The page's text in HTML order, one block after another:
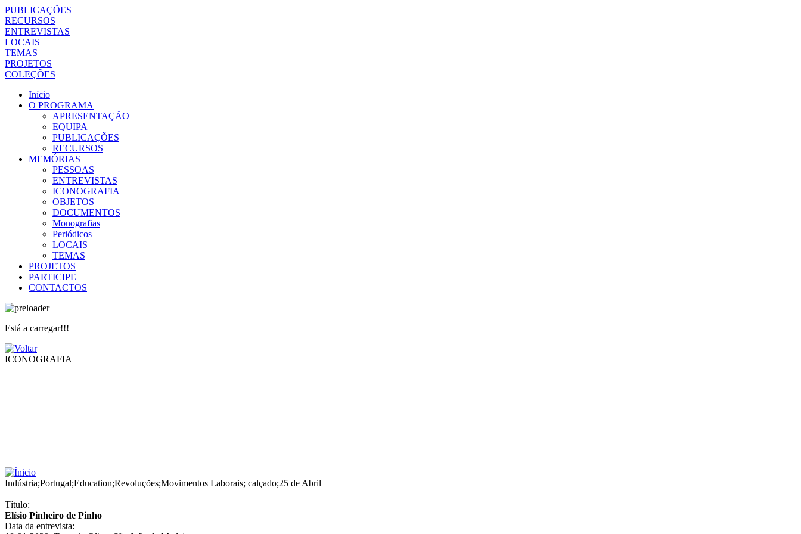
PUBLICAÇÕES
RECURSOS
ENTREVISTAS
LOCAIS
TEMAS
PROJETOS
COLEÇÕES
Início
O PROGRAMA
APRESENTAÇÃO
EQUIPA
PUBLICAÇÕES
RECURSOS
MEMÓRIAS
PESSOAS
ENTREVISTAS
ICONOGRAFIA
OBJETOS
DOCUMENTOS
Monografias
Periódicos
LOCAIS
TEMAS
PROJETOS
PARTICIPE
CONTACTOS
Está a carregar!!!
ICONOGRAFIA
Indústria;Portugal;Education;Revoluções;Movimentos Laborais; calçado;25 de Abril
Título:
Elísio Pinheiro de Pinho
Data da entrevista: